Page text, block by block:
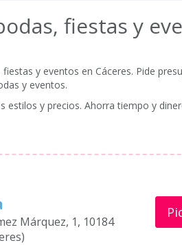
fiestas y
y eventos en Cáceres. Pide
y eventos.
estilos y precios. Ahorra tiempo y
Márquez, 1, 10184